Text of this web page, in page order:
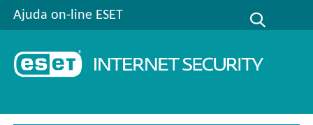
Ajuda on-line ESET